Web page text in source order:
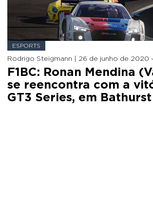
ESPORTS
Rodrigo Steigmann | 26 de junho de 2020
F1BC: Ronan Mendina
se reencontra com a
GT3 Series, em Bathurst